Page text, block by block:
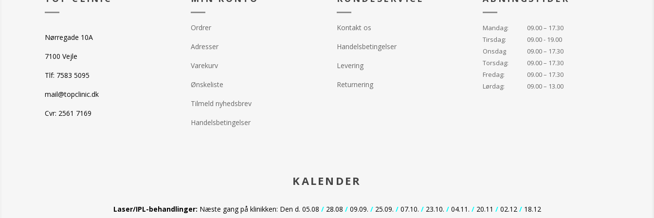
Nørregade 10A
7100 Vejle
Tlf: 7583 5095
mail@topclinic.dk
Cvr: 2561 7169
Ordrer
Adresser
Varekurv
Ønskeliste
Tilmeld nyhedsbrev
Handelsbetingelser
Kontakt os
Handelsbetingelser
Levering
Returnering
Mandag:
09.00 – 17.30
Tirsdag:
09.00 - 19.00
Onsdag
09.00 – 17.30
Torsdag:
09.00 – 17.30
Fredag:
09.00 – 17.30
Lørdag:
09.00 – 13.00
KALENDER
Laser/IPL-behandlinger: Næste gang på klinikken: Den d. 05.08 /28.08 /09.09. /25.09. /07.10. /23.10. /04.11. /20.11 /02.12 /18.12